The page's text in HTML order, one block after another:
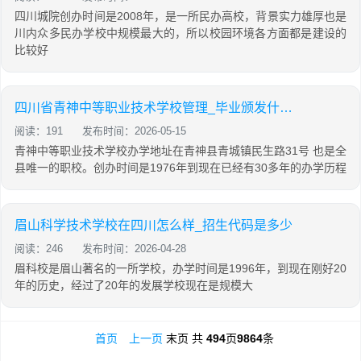
四川城院创办时间是2008年，是一所民办高校，背景实力雄厚也是
川内众多民办学校中规模最大的，所以校园环境各方面都是建设的
比较好
四川省青神中等职业技术学校管理_毕业颁发什么文凭
阅读：191 发布时间：2026-05-15
青神中等职业技术学校办学地址在青神县青城镇民生路31号 也是全
县唯一的职校。创办时间是1976年到现在已经有30多年的办学历程
眉山科学技术学校在四川怎么样_招生代码是多少
阅读：246 发布时间：2026-04-28
眉科校是眉山著名的一所学校，办学时间是1996年，到现在刚好20
年的历史，经过了20年的发展学校现在是规模大
首页 上一页 末页 共 494页9864条